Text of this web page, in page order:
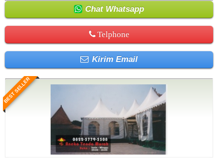
Chat Whatsapp
Telphone
Kirim Email
BEST SELLER